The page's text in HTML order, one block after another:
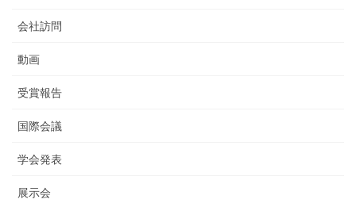
会社訪問
動画
受賞報告
国際会議
学会発表
展示会